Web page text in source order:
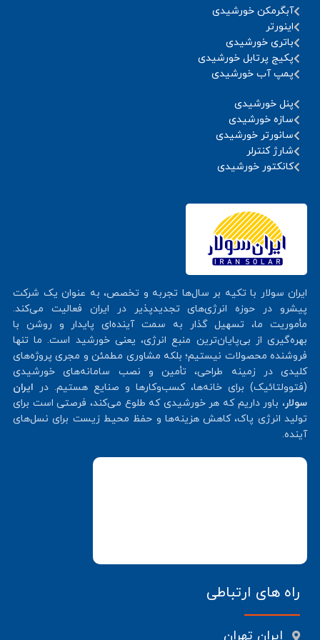
آبگرمکن خورشیدی
اینورتر
باتری خورشیدی
پکیج پرتابل خورشیدی
پمپ آب خورشیدی
پنل خورشیدی
سازه خورشیدی
سانورتر خورشیدی
شارژ کنترلر
کانکتور خورشیدی
ایران سولار با تکیه بر سال‌ها تجربه و تخصص، به عنوان یک شرکت
پیشرو در حوزه انرژی‌های تجدیدپذیر در ایران فعالیت می‌کند.
مأموریت ما، تسهیل گذار به سمت آینده‌ای پایدار و روشن با
بهره‌گیری از بی‌پایان‌ترین منبع انرژی، یعنی خورشید است. ما تنها
فروشنده محصولات نیستیم؛ بلکه مشاوری مطمئن و مجری پروژه‌های
کلیدی در زمینه طراحی، تأمین و نصب سامانه‌های خورشیدی
(فتوولتائیک) برای خانه‌ها، کسب‌وکارها و صنایع هستیم. در ایران
سولار، باور داریم که هر خورشیدی که طلوع می‌کند، فرصتی است برای
تولید انرژی پاک، کاهش هزینه‌ها و حفظ محیط زیست برای نسل‌های
آینده.
راه های ارتباطی
ایران تهران